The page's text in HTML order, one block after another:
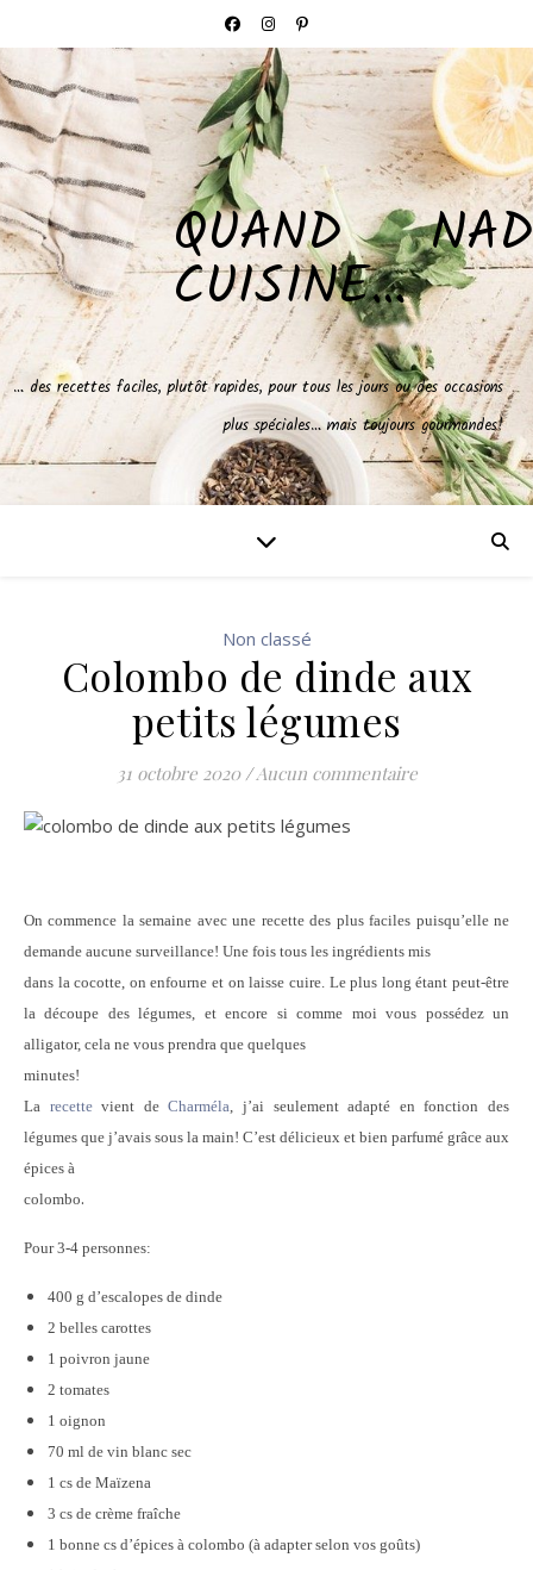
QUAND NAD
CUISINE…
… des recettes faciles, plutôt rapides, pour tous les jours ou des occasions
plus spéciales… mais toujours gourmandes!
Non classé
Colombo de dinde aux
petits légumes
31 octobre 2020 /Aucun commentaire
On commence la semaine avec une recette des plus faciles puisqu’elle ne
demande aucune surveillance! Une fois tous les ingrédients mis
dans la cocotte, on enfourne et on laisse cuire. Le plus long étant peut-être
la découpe des légumes, et encore si comme moi vous possédez un
alligator, cela ne vous prendra que quelques
minutes!
La recettevient deCharméla, j’ai seulement adapté en fonction des
légumes que j’avais sous la main! C’est délicieux et bien parfumé grâce aux
épices à
colombo.
Pour 3-4 personnes:
400 g d’escalopes de dinde
2 belles carottes
1 poivron jaune
2 tomates
1 oignon
70 ml de vin blanc sec
1 cs de Maïzena
3 cs de crème fraîche
1 bonne cs d’épices à colombo (à adapter selon vos goûts)